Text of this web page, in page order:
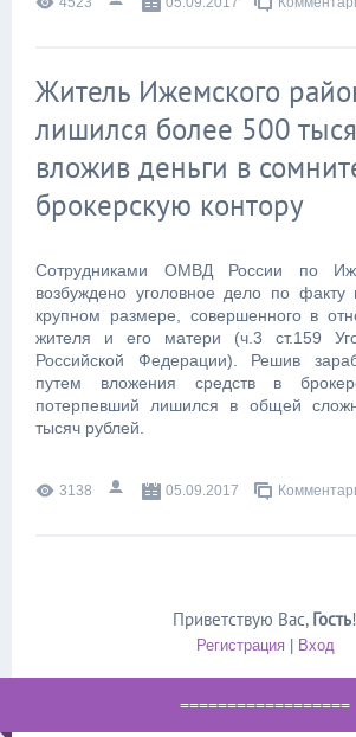
Житель Ижемского
лишился более 500
вложив деньги в
брокерскую контору
Сотрудниками ОМВД России по
возбуждено уголовное дело по факту
крупном размере, совершенного в
жителя и его матери (ч.3 ст.159
Российской Федерации). Решив
путем вложения средств в
потерпевший лишился в общей
тысяч рублей.
3138 05.09.2017
Приветствую Вас, Гость!
Регистрация| Вход
==================